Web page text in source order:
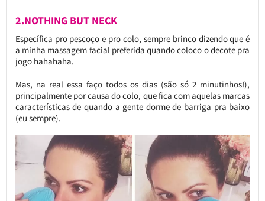
2.NOTHING BUT NECK
Específica pro pescoço e pro colo, sempre brinco dizendo que é
a minha massagem facial preferida quando coloco o decote pra
jogo hahahaha.
Mas, na real essa faço todos os dias (são só 2 minutinhos!),
principalmente por causa do colo, que fica com aquelas marcas
características de quando a gente dorme de barriga pra baixo
(eu sempre).